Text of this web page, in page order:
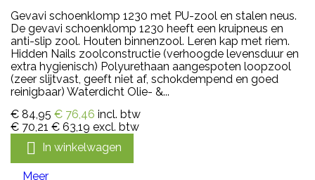
Gevavi schoenklomp 1230 met PU-zool en stalen neus.
De gevavi schoenklomp 1230 heeft een kruipneus en
anti-slip zool. Houten binnenzool. Leren kap met riem.
Hidden Nails zoolconstructie (verhoogde levensduur en
extra hygienisch) Polyurethaan aangespoten loopzool
(zeer slijtvast, geeft niet af, schokdempend en goed
reinigbaar) Waterdicht Olie- &...
€ 84,95 € 76,46 incl. btw
€ 70,21 € 63,19 excl. btw
 In winkelwagen
Meer